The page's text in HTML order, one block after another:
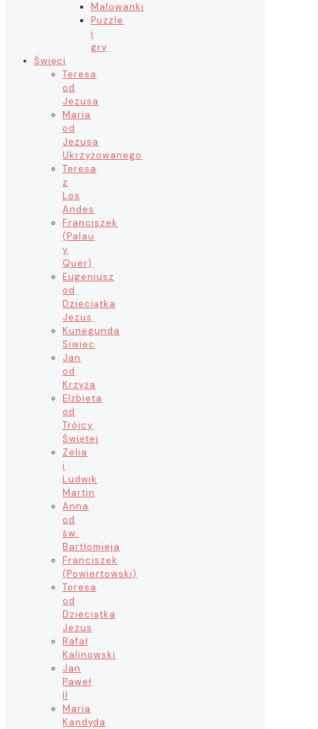
Malowanki
Puzzle
i
gry
Święci
Teresa
od
Jezusa
Maria
od
Jezusa
Ukrzyżowanego
Teresa
z
Los
Andes
Franciszek
(Palau
y
Quer)
Eugeniusz
od
Dzieciątka
Jezus
Kunegunda
Siwiec
Jan
od
Krzyża
Elżbieta
od
Trójcy
Świętej
Zelia
i
Ludwik
Martin
Anna
od
św.
Bartłomieja
Franciszek
(Powiertowski)
Teresa
od
Dzieciątka
Jezus
Rafał
Kalinowski
Jan
Paweł
II
Maria
Kandyda